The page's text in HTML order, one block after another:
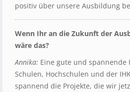
positiv über unsere Ausbildung
Wenn Ihr an die Zukunft der
wäre das?
Annika: Eine gute und spannende
Schulen, Hochschulen und der
spannend die Projekte, die wir